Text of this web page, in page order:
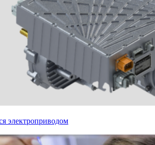
электроприводом